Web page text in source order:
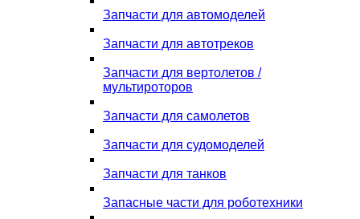
Запчасти для автомоделей
Запчасти для автотреков
Запчасти для вертолетов /
мультироторов
Запчасти для самолетов
Запчасти для судомоделей
Запчасти для танков
Запасные части для роботехники